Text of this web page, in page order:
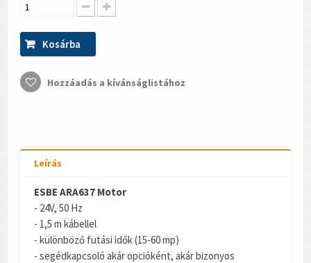
Kosárba
Hozzáadás a kívánságlistához
Leírás
ESBE ARA637 Motor
- 24V, 50 Hz
- 1,5 m kábellel
- különböző futási idők (15-60 mp)
- segédkapcsoló akár opcióként, akár bizonyos